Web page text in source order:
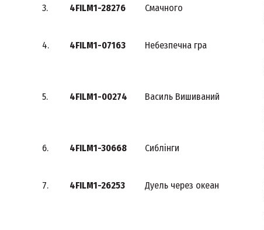
3. 4FILM1-28276 Смачного
4. 4FILM1-07163 Небезпечна гра
5. 4FILM1-00274 Василь Вишиваний
6. 4FILM1-30668 Сиблінги
7. 4FILM1-26253 Дуель через океан